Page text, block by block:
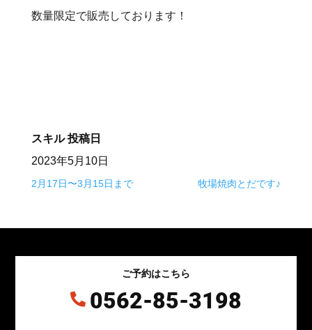
数量限定で販売しております！
スキル 投稿日
2023年5月10日
2月17日〜3月15日まで 牧場焼肉とだです♪
ご予約はこちら
 0562-85-3198